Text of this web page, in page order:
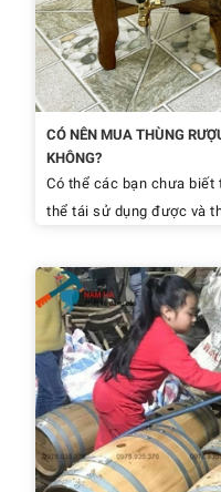
CÓ NÊN MUA THÙNG
KHÔNG?
Có thể các bạn chưa
thể tái sử dụng được và